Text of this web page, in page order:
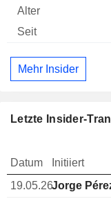
Mehr Insider
Letzte Insider-
Datum Initiiert
19.05.26Jorge